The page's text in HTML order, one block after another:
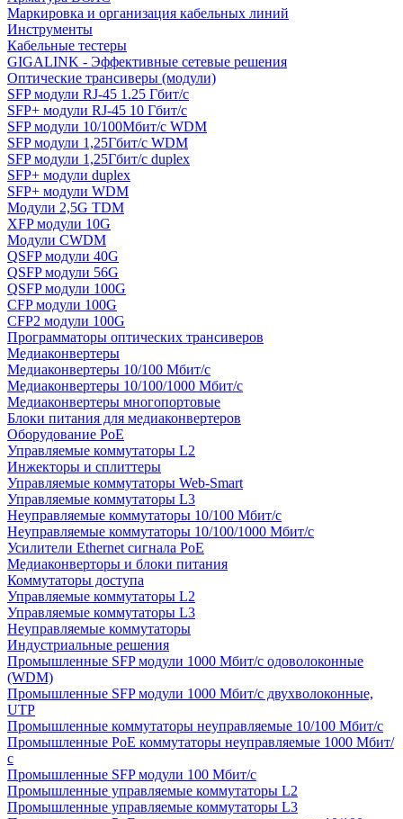
Маркировка и организация кабельных линий
Инструменты
Кабельные тестеры
GIGALINK - Эффективные сетевые решения
Оптические трансиверы (модули)
SFP модули RJ-45 1.25 Гбит/c
SFP+ модули RJ-45 10 Гбит/c
SFP модули 10/100Мбит/с WDM
SFP модули 1,25Гбит/с WDM
SFP модули 1,25Гбит/с duplex
SFP+ модули duplex
SFP+ модули WDM
Модули 2,5G TDM
XFP модули 10G
Модули CWDM
QSFP модули 40G
QSFP модули 56G
QSFP модули 100G
CFP модули 100G
CFP2 модули 100G
Программаторы оптических трансиверов
Медиаконвертеры
Медиаконвертеры 10/100 Мбит/с
Медиаконвертеры 10/100/1000 Мбит/c
Медиаконвертеры многопортовые
Блоки питания для медиаконвертеров
Оборудование PoE
Управляемые коммутаторы L2
Инжекторы и сплиттеры
Управляемые коммутаторы Web-Smart
Управляемые коммутаторы L3
Неуправляемые коммутаторы 10/100 Мбит/с
Неуправляемые коммутаторы 10/100/1000 Мбит/с
Усилители Ethernet сигнала PoE
Медиаконверторы и блоки питания
Коммутаторы доступа
Управляемые коммутаторы L2
Управляемые коммутаторы L3
Неуправляемые коммутаторы
Индустриальные решения
Промышленные SFP модули 1000 Мбит/c одоволоконные
(WDM)
Промышленные SFP модули 1000 Мбит/c двухволоконные,
UTP
Промышленные коммутаторы неуправляемые 10/100 Мбит/с
Промышленные PoE коммутаторы неуправляемые 1000 Мбит/
с
Промышленные SFP модули 100 Мбит/c
Промышленные управляемые коммутаторы L2
Промышленные управляемые коммутаторы L3